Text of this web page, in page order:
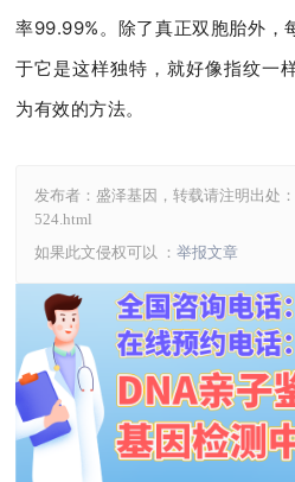
率99.99%。除了真正双胞胎外，
于它是这样独特，就好像指纹一
为有效的方法。
发布者：盛泽基因，转载请注明出处：
524.html
如果此文侵权可以 ： 举报文章